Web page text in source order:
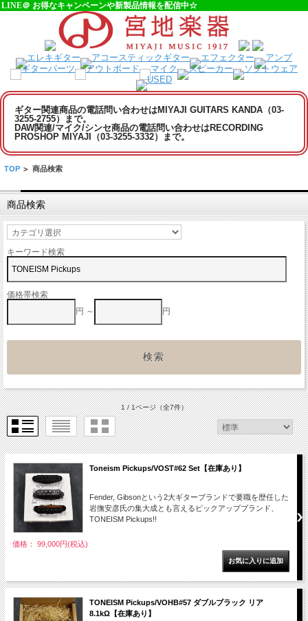
LINE＠ お得なキャンペーンや新製品情報を配信中☆
ギター関連商品の電話問い合わせはMIYAJI GUITARS KANDA（03-
3255-2755）まで。
DAW関連/マイク/シンセ商品の電話問い合わせはRECORDING
PROSHOP MIYAJI（03-3255-3332）まで。
TOP > 商品検索
商品検索
キーワード検索
価格帯検索
円 ～
円
1 / 1ページ（全7件）
Toneism Pickups/VOST#62 Set【在庫あり】
Fender, Gibsonという2大ギターブランドで要職を歴任した
岩撫安彦氏の集大成とも言えるピックアップブランド、
TONEISM Pickups!!
価格： 99,000円(税込)
TONEISM Pickups/VOHB#57 ダブルブラック リア
8.1kΩ【在庫あり】